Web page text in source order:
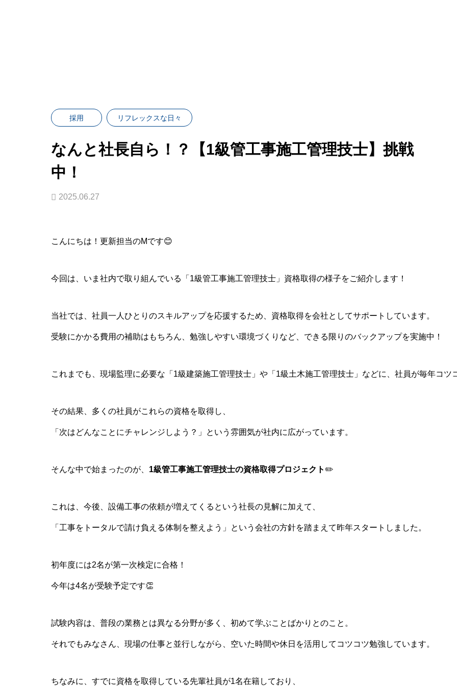
採用 リフレックスな日々
なんと社長自ら！？【1級管工事施工管理技士】挑戦
中！
2025.06.27
こんにちは！更新担当のMです😊
今回は、いま社内で取り組んでいる「1級管工事施工管理技士」資格取得の様子をご紹介します！
当社では、社員一人ひとりのスキルアップを応援するため、資格取得を会社としてサポートしています。
受験にかかる費用の補助はもちろん、勉強しやすい環境づくりなど、できる限りのバックアップを実施中！
これまでも、現場監理に必要な「1級建築施工管理技士」や「1級土木施工管理技士」などに、社員が毎年コツ
その結果、多くの社員がこれらの資格を取得し、
「次はどんなことにチャレンジしよう？」という雰囲気が社内に広がっています。
そんな中で始まったのが、 1級管工事施工管理技士の資格取得プロジェクト ✏️
これは、今後、設備工事の依頼が増えてくるという社長の見解に加えて、
「工事をトータルで請け負える体制を整えよう」という会社の方針を踏まえて昨年スタートしました。
初年度には2名が第一次検定に合格！
今年は4名が受験予定です👏
試験内容は、普段の業務とは異なる分野が多く、初めて学ぶことばかりとのこと。
それでもみなさん、現場の仕事と並行しながら、空いた時間や休日を活用してコツコツ勉強しています。
ちなみに、すでに資格を取得している先輩社員が1名在籍しており、